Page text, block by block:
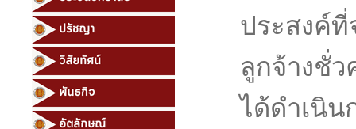
ประสงค์
ลูกจ้างชั่ว
ได้ดำเนิน